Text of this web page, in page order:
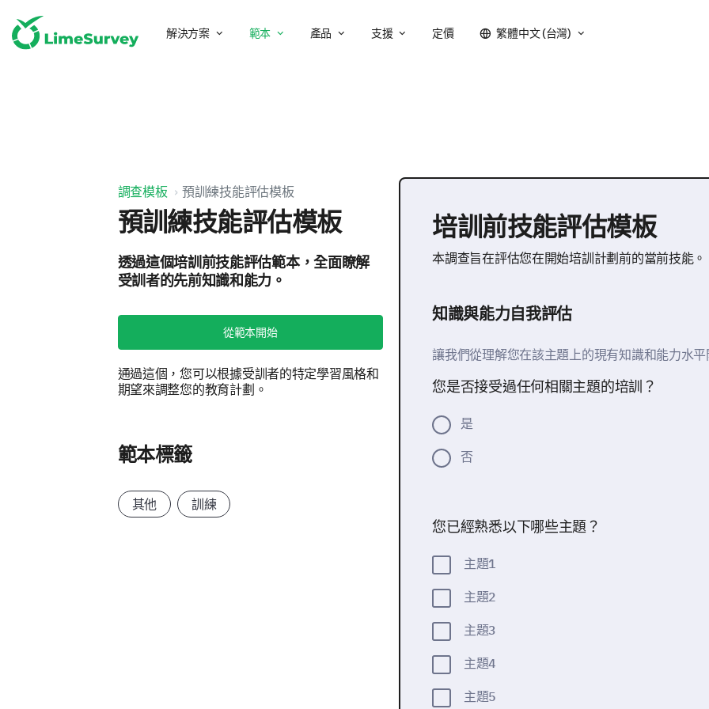
解決方案 範本 產品 支援 定價 繁體中文 (台灣)
調查模板 預訓練技能評估模板
預訓練技能評估模板
透過這個培訓前技能評估範本，全面瞭解
受訓者的先前知識和能力。
從範本開始
通過這個，您可以根據受訓者的特定學習風格和
期望來調整您的教育計劃。
範本標籤
其他 訓練
培訓前技能評估模板
本調查旨在評估您在開始培訓計劃前的當前技能。
知識與能力自我評估
讓我們從理解您在該主題上的現有知識和能力水
您是否接受過任何相關主題的培訓？
是
否
您已經熟悉以下哪些主題？
主題1
主題2
主題3
主題4
主題5